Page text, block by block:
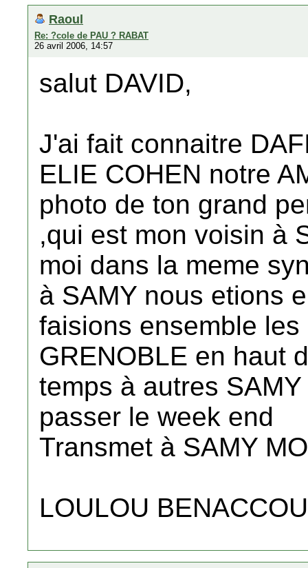
Raoul
Re: ?cole de PAU ? RABAT
26 avril 2006, 14:57
salut DAVID,
J'ai fait connaitre
ELIE COHEN notre
photo de ton grand
,qui est mon voisin à
moi dans la meme
à SAMY nous etions
faisions ensemble
GRENOBLE en haut
temps à autres
passer le week end
Transmet à SAMY
LOULOU